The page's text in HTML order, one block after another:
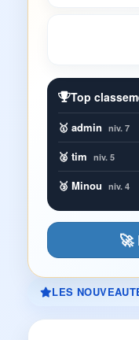
Top
🥇 admin niv. 7
🥈 tim niv. 5
🥉 Minou niv. 4
🚀
LES